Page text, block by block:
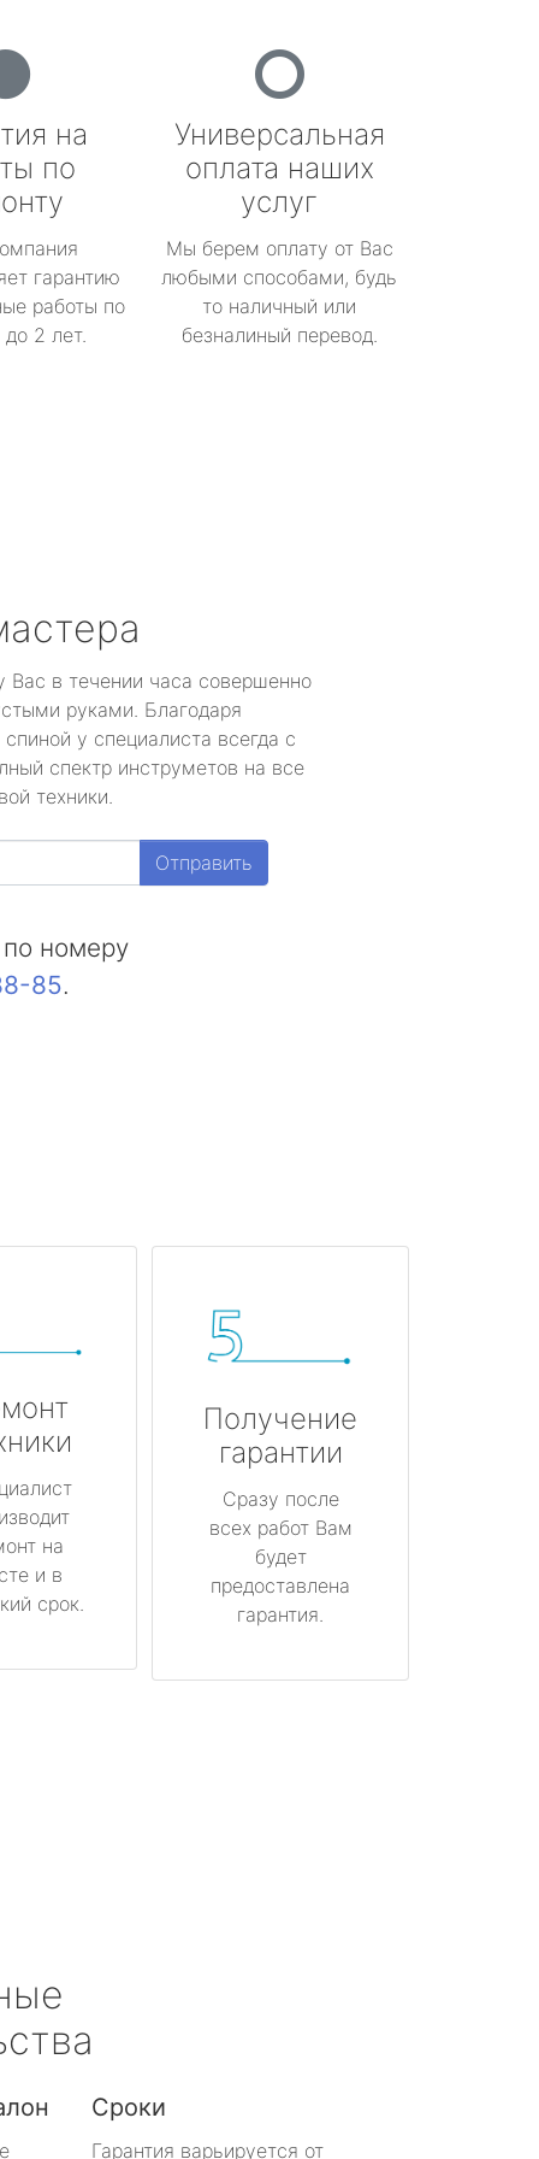
на
по
гарантию
работы по
2 лет.
Универсальная
оплата наших
услуг
Мы берем оплату от Вас
любыми способами, будь
то наличный или
безналиный перевод.
Вас в течении часа совершенно
руками. Благодаря
у специалиста всегда с
спектр инструметов на все
техники.
Отправить
номеру
85.
на
и в
срок.
Получение
гарантии
Сразу после
всех работ Вам
будет
предоставлена
гарантия.
Сроки
Гарантия варьируется от